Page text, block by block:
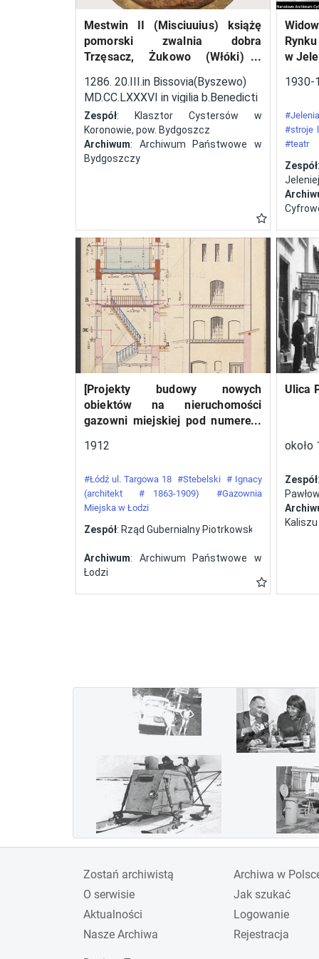
techniczny konstrukcji
startujących w zawodach
samolotów. Ponadto
przeprowadzano próby
zużycia paliwa, szybkiego
uruchomienia silnika,
oceniano czas i sposób
składania i rozkładania
1934. W zawodach brały
także udział panie. Polscy
lotnicy zadebiutowali
podczas zawodów w roku
1930. Była to druga pod
względem liczebności
ekipa (12 załóg),
startująca wyłącznie na
samolotach polskiej
konstrukcji. W Challenge’u
zwycięstwo odnieśli
Franciszek Żwirko i
Stanisław Wigura na RWD-
6. Tym samym Polsce
przypadła organizacja
kolejnej odsłony zawodów.
Zorganizowany przez
Pokrzywka. Jednak ze
względu na koszty Polska
wycofała się z udziału i
organizacji imprezy w
1936 roku. Inne kraje,
zaangażowane w rozwój
lotnictwa wojskowego w
związku z przewidywana
wojną, nie przejęły roli
gospodarza zawodów,
reaktywowano.
Mestwin II (Misciuuius) książę
pomorski zwalnia dobra
Trzęsacz, Żukowo (Włóki) i
Dobrcz w kasztelanii
wyszogrodzkiej, należące do
klasztoru cystersów w
1286. 20.III.in Bissovia(Byszewo)
MD.CC.LXXXVI in vigilia b.Benedicti
abbatos.
Zespół: Klasztor Cystersów w
Koronowie, pow. Bydgoszcz
Archiwum: Archiwum Państwowe w
Bydgoszczy
w
1930-
#stroje
#teatr
Zespół
[Projekty budowy nowych
obiektów na nieruchomości
gazowni miejskiej pod numerem
Łodzi]
1912
#Łódź ul. Targowa 18 #Stebelski # Ignacy
(architekt
# 1863-1909)
#Gazownia
Miejska w Łodzi
Zespół: Rząd Gubernialny Piotrkowski
Archiwum: Archiwum Państwowe w
Łodzi
Ulica
około
Zespół
Kaliszu
Zostań archiwistą
O serwisie
Aktualności
Nasze Archiwa
Archiwa w
Jak szukać
Logowanie
Rejestracja